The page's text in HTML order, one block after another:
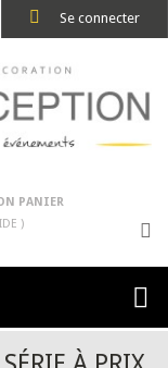
Se connecter
PANIER
)